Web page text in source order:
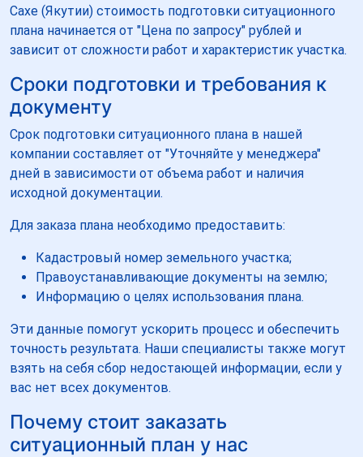
Сахе (Якутии) стоимость подготовки ситуационного
плана начинается от "Цена по запросу" рублей и
зависит от сложности работ и характеристик участка.
Сроки подготовки и требования к
документу
Срок подготовки ситуационного плана в нашей
компании составляет от "Уточняйте у менеджера"
дней в зависимости от объема работ и наличия
исходной документации.
Для заказа плана необходимо предоставить:
Кадастровый номер земельного участка;
Правоустанавливающие документы на землю;
Информацию о целях использования плана.
Эти данные помогут ускорить процесс и обеспечить
точность результата. Наши специалисты также могут
взять на себя сбор недостающей информации, если у
вас нет всех документов.
Почему стоит заказать
ситуационный план у нас